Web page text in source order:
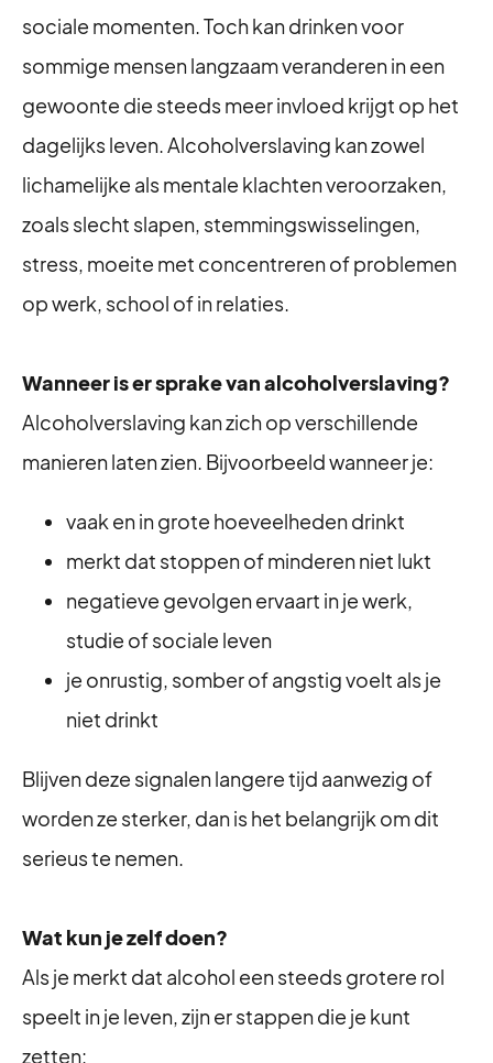
sociale momenten. Toch kan drinken voor
sommige mensen langzaam veranderen in een
gewoonte die steeds meer invloed krijgt op het
dagelijks leven. Alcoholverslaving kan zowel
lichamelijke als mentale klachten veroorzaken,
zoals slecht slapen, stemmingswisselingen,
stress, moeite met concentreren of problemen
op werk, school of in relaties.
Wanneer is er sprake van alcoholverslaving?
Alcoholverslaving kan zich op verschillende
manieren laten zien. Bijvoorbeeld wanneer je:
vaak en in grote hoeveelheden drinkt
merkt dat stoppen of minderen niet lukt
negatieve gevolgen ervaart in je werk,
studie of sociale leven
je onrustig, somber of angstig voelt als je
niet drinkt
Blijven deze signalen langere tijd aanwezig of
worden ze sterker, dan is het belangrijk om dit
serieus te nemen.
Wat kun je zelf doen?
Als je merkt dat alcohol een steeds grotere rol
speelt in je leven, zijn er stappen die je kunt
zetten: